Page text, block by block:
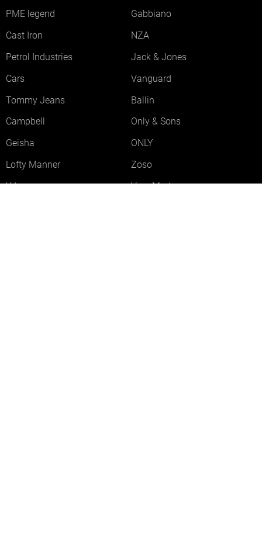
PME legend
Gabbiano
Cast Iron
NZA
Petrol Industries
Jack & Jones
Cars
Vanguard
Tommy Jeans
Ballin
Campbell
Only & Sons
Geisha
ONLY
Lofty Manner
Zoso
Ydence
Vero Moda